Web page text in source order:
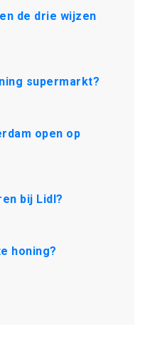
de drie wijzen
supermarkt?
open op
bij Lidl?
honing?